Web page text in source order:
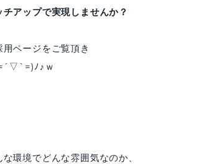
アップで実現しませんか？
ページをご覧頂き
ﾉ♪ｗ
環境でどんな雰囲気なのか、